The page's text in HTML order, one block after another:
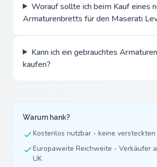
Worauf sollte ich beim Kauf eines
Armaturenbretts für den Maserati
Kann ich ein gebrauchtes
kaufen?
Warum hank?
Kostenlos nutzbar - keine versteckten
Europaweite Reichweite - Verkäufer
UK